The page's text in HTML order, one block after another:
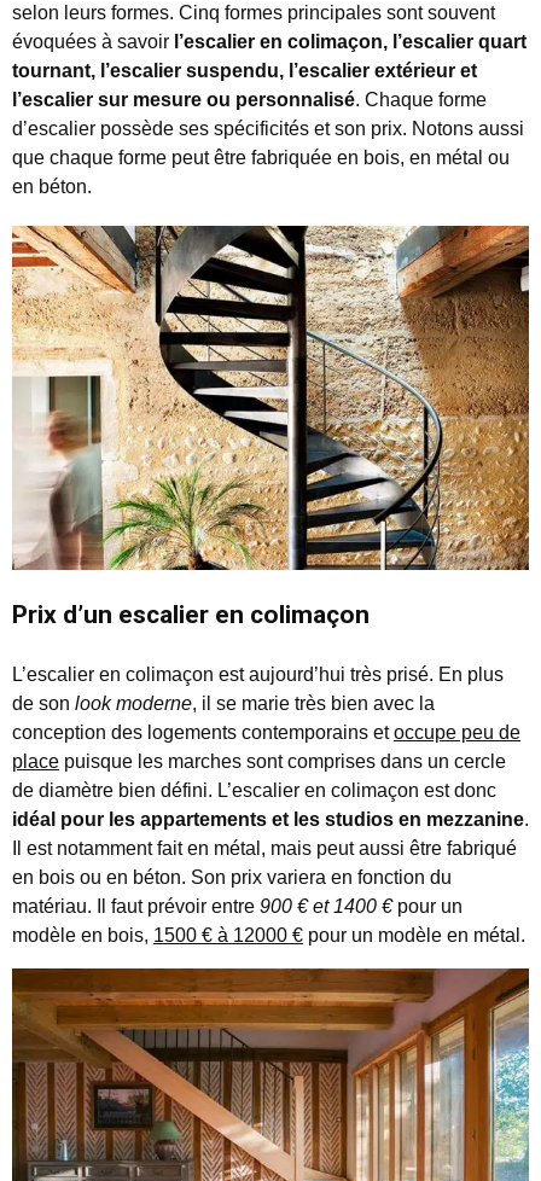
selon leurs formes. Cinq formes principales sont souvent
évoquées à savoir l’escalier en colimaçon, l’escalier quart
tournant, l’escalier suspendu, l’escalier extérieur et
l’escalier sur mesure ou personnalisé. Chaque forme
d’escalier possède ses spécificités et son prix. Notons aussi
que chaque forme peut être fabriquée en bois, en métal ou
en béton.
Prix d’un escalier en colimaçon
L’escalier en colimaçon est aujourd’hui très prisé. En plus
de son look moderne, il se marie très bien avec la
conception des logements contemporains etoccupe peu de
place puisque les marches sont comprises dans un cercle
de diamètre bien défini. L’escalier en colimaçon est donc
idéal pour les appartements et les studios en mezzanine.
Il est notamment fait en métal, mais peut aussi être fabriqué
en bois ou en béton. Son prix variera en fonction du
matériau. Il faut prévoir entre 900 € et 1400 €pour un
modèle en bois, 1500 € à 12000 € pour un modèle en métal.